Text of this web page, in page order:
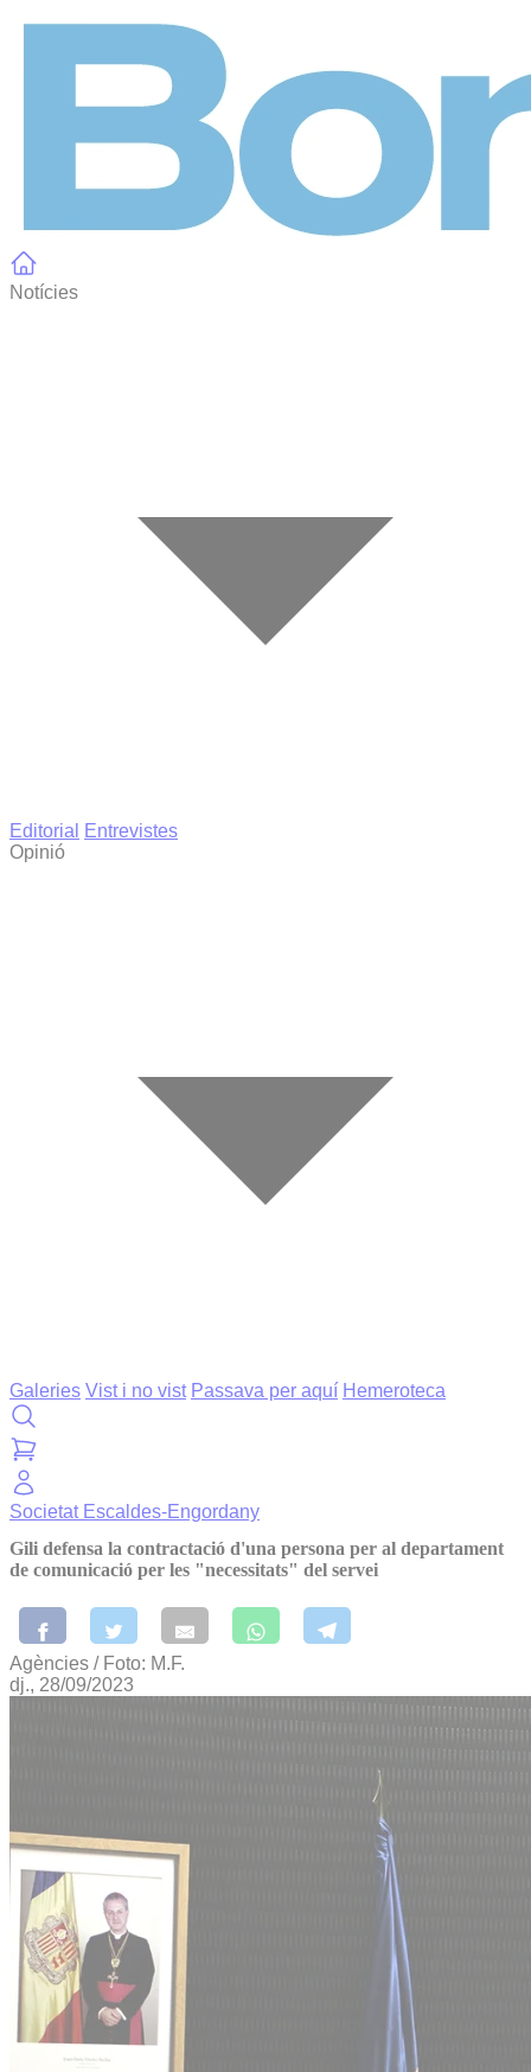
Notícies
Editorial
Entrevistes
Opinió
Galeries Vist i no vist Passava per aquí Hemeroteca
Societat Escaldes-Engordany
Gili defensa la contractació d'una persona per al departament
de comunicació per les "necessitats" del servei
Agències / Foto: M.F.
dj., 28/09/2023